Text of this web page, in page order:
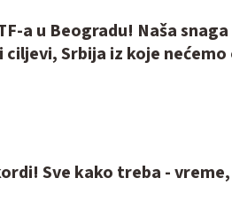
a u Beogradu! Naša snaga
Srbija iz koje
Sve kako treba - vreme,